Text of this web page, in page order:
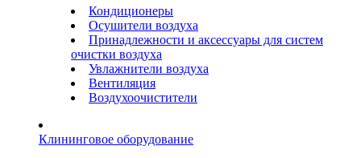
Кондиционеры
Осушители воздуха
Принадлежности и аксессуары для систем
очистки воздуха
Увлажнители воздуха
Вентиляция
Воздухоочистители
Клининговое оборудование